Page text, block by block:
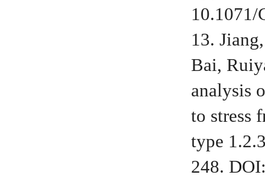
10.1071/
13.
Bai,
analysis
to stress
type
248.